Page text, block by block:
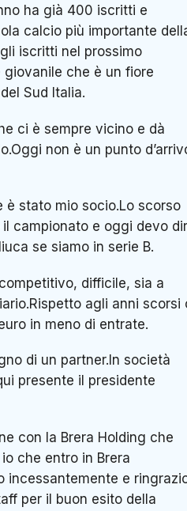
ha già 400 iscritti e
calcio più importante
iscritti nel prossimo
che è un fiore
Sud Italia.
ci è sempre vicino e dà
non è un punto
è stato mio socio.Lo scorso
campionato e oggi devo
se siamo in serie B.
difficile, sia a
agli anni scorsi
in meno di entrate.
di un partner.In società
presente il presidente
con la Brera Holding che
che entro in Brera
incessantemente e
per il buon esito della